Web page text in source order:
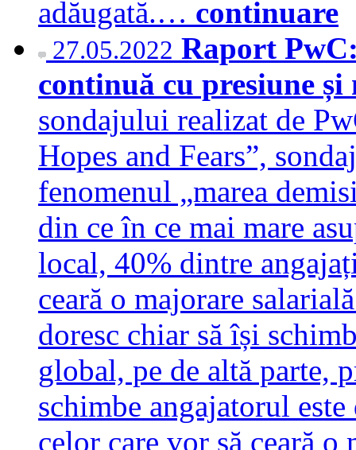
adăugată.… continuare
27.05.2022 Raport
continuă cu presiune
sondajului realizat de
Hopes and Fears”,
fenomenul „marea
din ce în ce mai mare
local, 40% dintre
ceară o majorare
doresc chiar să își
global, pe de altă parte,
schimbe angajatorul
celor care vor să ceară